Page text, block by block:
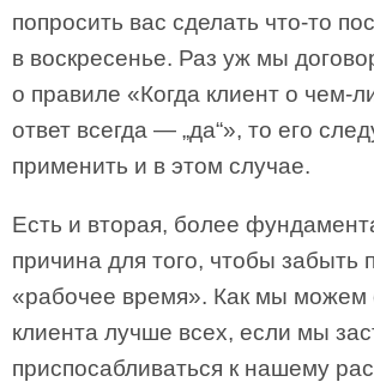
попросить вас сделать что-то
в воскресенье. Раз уж мы
о правиле «Когда клиент о чем-
ответ всегда — „да“», то его
применить и в этом случае.
Есть и вторая, более
причина для того, чтобы забыть
«рабочее время». Как мы можем
клиента лучше всех, если мы
приспосабливаться к нашему